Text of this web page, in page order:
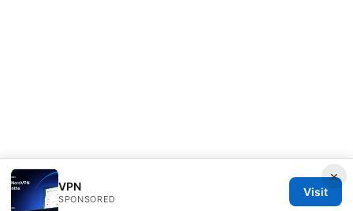
×
VPN
SPONSORED
Visit